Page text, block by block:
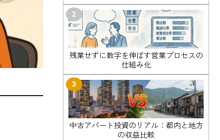
2
残業せずに数字を伸ばす営業プロセスの
仕組み化
3
中古アパート投資のリアル：都内と地方
の収益比較